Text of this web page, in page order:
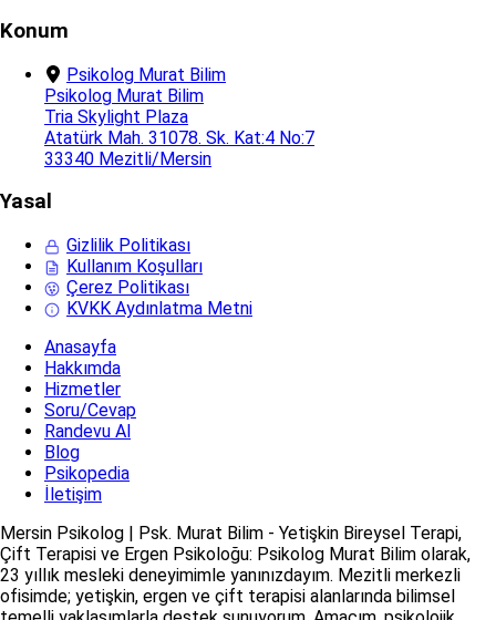
Konum
Psikolog Murat Bilim
Psikolog Murat Bilim
Tria Skylight Plaza
Atatürk Mah. 31078. Sk. Kat:4 No:7
33340 Mezitli/Mersin
Yasal
Gizlilik Politikası
Kullanım Koşulları
Çerez Politikası
KVKK Aydınlatma Metni
Anasayfa
Hakkımda
Hizmetler
Soru/Cevap
Randevu Al
Blog
Psikopedia
İletişim
Mersin Psikolog | Psk. Murat Bilim - Yetişkin Bireysel Terapi,
Çift Terapisi ve Ergen Psikoloğu: Psikolog Murat Bilim olarak,
23 yıllık mesleki deneyimimle yanınızdayım. Mezitli merkezli
ofisimde; yetişkin, ergen ve çift terapisi alanlarında bilimsel